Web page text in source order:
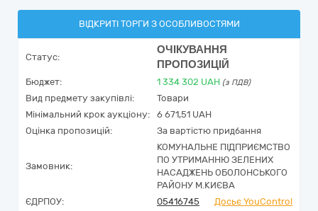
ВІДКРИТІ ТОРГИ З ОСОБЛИВОСТЯМИ
Статус:
ОЧІКУВАННЯ
ПРОПОЗИЦІЙ
Бюджет: 1 334 302 UAH (з ПДВ)
Вид предмету закупівлі:
Товари
Мінімальний крок аукціону:
6 671,51 UAH
Оцінка пропозицій:
За вартістю придбання
Замовник:
КОМУНАЛЬНЕ ПІДПРИЄМСТВО
ПО УТРИМАННЮ ЗЕЛЕНИХ
НАСАДЖЕНЬ ОБОЛОНСЬКОГО
РАЙОНУ М.КИЄВА
ЄДРПОУ:
05416745
Досьє YouControl